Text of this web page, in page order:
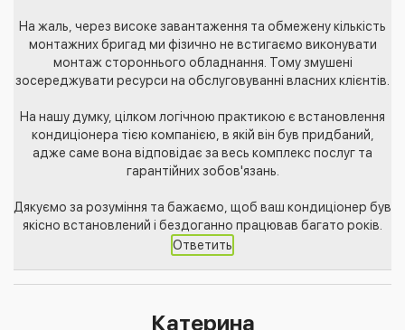
На жаль, через високе завантаження та обмежену кількість
монтажних бригад ми фізично не встигаємо виконувати
монтаж стороннього обладнання. Тому змушені
зосереджувати ресурси на обслуговуванні власних клієнтів.
На нашу думку, цілком логічною практикою є встановлення
кондиціонера тією компанією, в якій він був придбаний,
адже саме вона відповідає за весь комплекс послуг та
гарантійних зобов'язань.
Дякуємо за розуміння та бажаємо, щоб ваш кондиціонер був
якісно встановлений і бездоганно працював багато років.
Ответить
Катерина